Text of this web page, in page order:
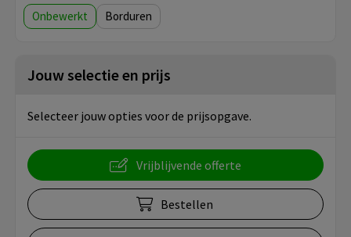
Onbewerkt Borduren
Jouw selectie en prijs
Selecteer jouw opties voor de prijsopgave.
Vrijblijvende offerte
Bestellen